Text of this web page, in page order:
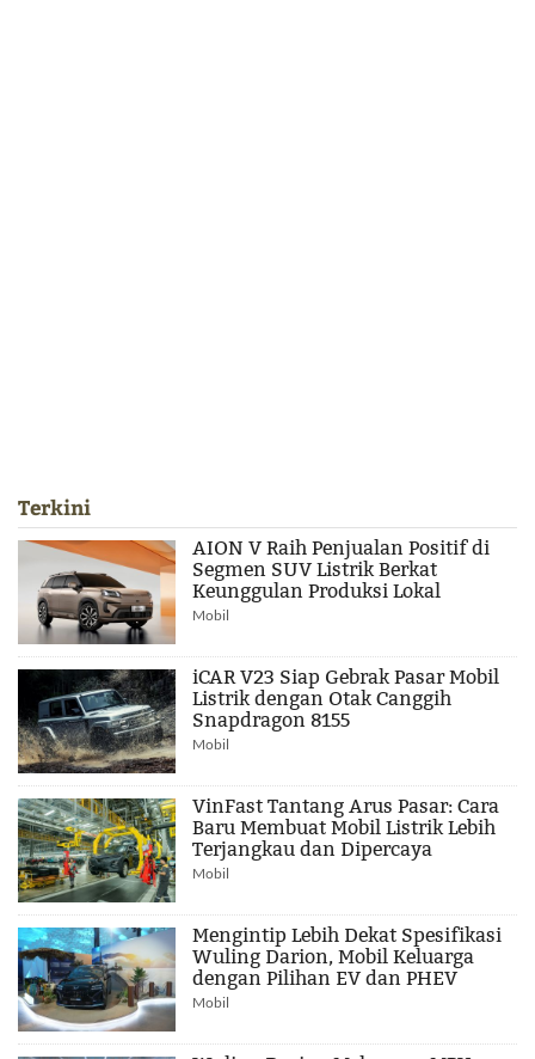
Terkini
AION V Raih Penjualan Positif di
Segmen SUV Listrik Berkat
Keunggulan Produksi Lokal
Mobil
iCAR V23 Siap Gebrak Pasar Mobil
Listrik dengan Otak Canggih
Snapdragon 8155
Mobil
VinFast Tantang Arus Pasar: Cara
Baru Membuat Mobil Listrik Lebih
Terjangkau dan Dipercaya
Mobil
Mengintip Lebih Dekat Spesifikasi
Wuling Darion, Mobil Keluarga
dengan Pilihan EV dan PHEV
Mobil